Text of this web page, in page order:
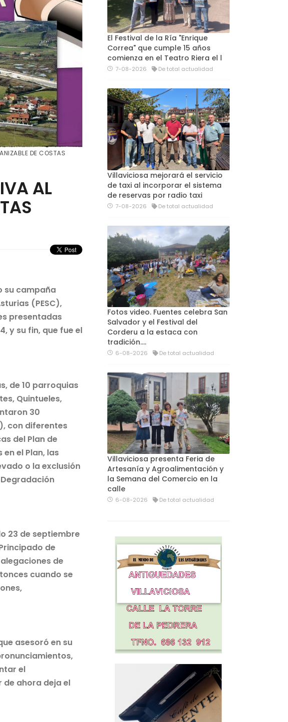
DE COSTAS
AL
su campaña
(PESC),
presentadas
y su fin, que fue el
de 10 parroquias
Quintueles,
30
con diferentes
del Plan de
el Plan, las
o la exclusión
23 de septiembre
de
de
cuando se
asesoró en su
el
ahora deja el
El Festival de la Ría "Enrique
Correa" que cumple 15 años
comienza en el Teatro Riera el l
7-08-2026 De total actualidad
Villaviciosa mejorará el servicio
de taxi al incorporar el sistema
de reservas por radio taxi
7-08-2026 De total actualidad
Fotos video. Fuentes celebra San
Salvador y el Festival del
Corderu a la estaca con
tradición....
6-08-2026 De total actualidad
Villaviciosa presenta Feria de
Artesanía y Agroalimentación y
la Semana del Comercio en la
calle
6-08-2026 De total actualidad